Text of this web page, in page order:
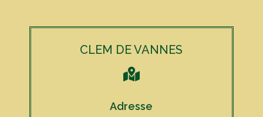
CLEM DE VANNES

Adresse